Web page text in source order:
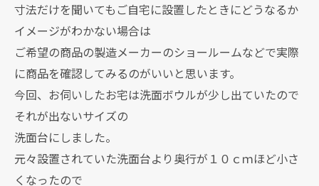
寸法だけを聞いてもご自宅に設置したときにどうなるか
イメージがわかない場合は
ご希望の商品の製造メーカーのショールームなどで実際
に商品を確認してみるのがいいと思います。
今回、お伺いしたお宅は洗面ボウルが少し出ていたので
それが出ないサイズの
洗面台にしました。
元々設置されていた洗面台より奥行が１０ｃｍほど小さ
くなったので